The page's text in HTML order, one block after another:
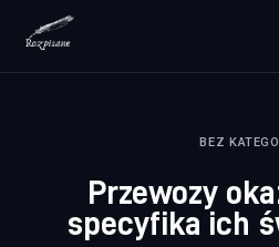
rozpisane.pl
Zdrowie
BEZ
Przewozy
specyfika ich